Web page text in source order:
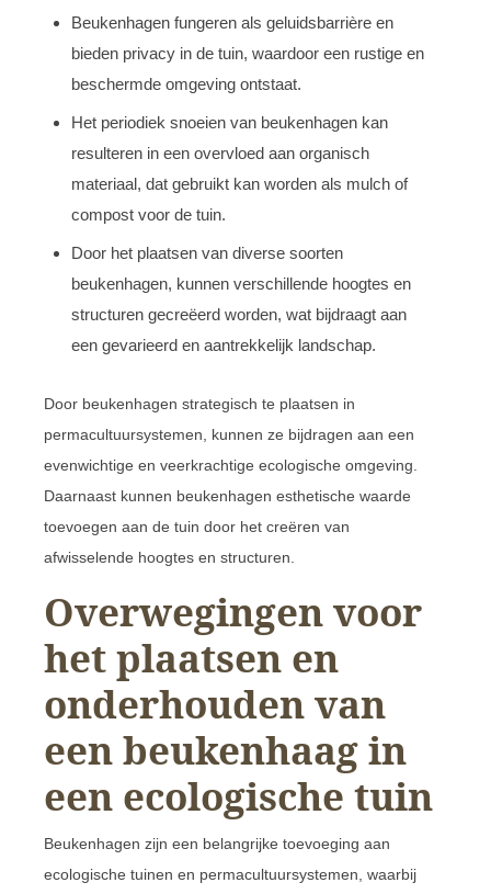
Beukenhagen fungeren als geluidsbarrière en
bieden privacy in de tuin, waardoor een rustige en
beschermde omgeving ontstaat.
Het periodiek snoeien van beukenhagen kan
resulteren in een overvloed aan organisch
materiaal, dat gebruikt kan worden als mulch of
compost voor de tuin.
Door het plaatsen van diverse soorten
beukenhagen, kunnen verschillende hoogtes en
structuren gecreëerd worden, wat bijdraagt aan
een gevarieerd en aantrekkelijk landschap.
Door beukenhagen strategisch te plaatsen in
permacultuursystemen, kunnen ze bijdragen aan een
evenwichtige en veerkrachtige ecologische omgeving.
Daarnaast kunnen beukenhagen esthetische waarde
toevoegen aan de tuin door het creëren van
afwisselende hoogtes en structuren.
Overwegingen voor
het plaatsen en
onderhouden van
een beukenhaag in
een ecologische tuin
Beukenhagen zijn een belangrijke toevoeging aan
ecologische tuinen en permacultuursystemen, waarbij